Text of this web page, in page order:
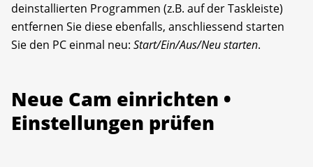
deinstallierten Programmen (z.B. auf der Taskleiste)
entfernen Sie diese ebenfalls, anschliessend starten
Sie den PC einmal neu: Start/Ein/Aus/Neu starten.
Neue Cam einrichten •
Einstellungen prüfen